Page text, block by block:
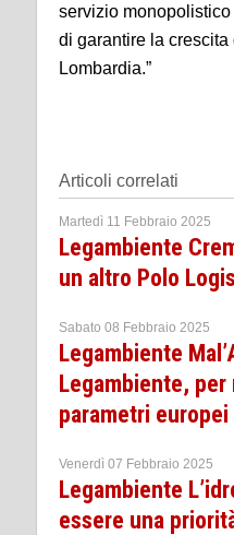
servizio
di garantire la
Lombardia.”
Articoli correlati
Martedì 11 Febbraio 2025
Legambiente
un altro Polo
Sabato 08 Febbraio 2025
Legambiente
Legambiente,
parametri europei
Venerdì 07 Febbraio 2025
Legambiente
essere una